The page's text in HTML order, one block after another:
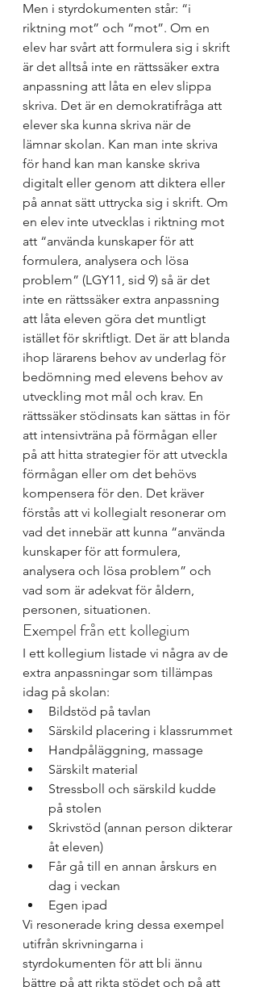
Men i styrdokumenten står: “i
riktning mot” och “mot”. Om en
elev har svårt att formulera sig i skrift
är det alltså inte en rättssäker extra
anpassning att låta en elev slippa
skriva. Det är en demokratifråga att
elever ska kunna skriva när de
lämnar skolan. Kan man inte skriva
för hand kan man kanske skriva
digitalt eller genom att diktera eller
på annat sätt uttrycka sig i skrift. Om
en elev inte utvecklas i riktning mot
att “använda kunskaper för att
formulera, analysera och lösa
problem” (LGY11, sid 9) så är det
inte en rättssäker extra anpassning
att låta eleven göra det muntligt
istället för skriftligt. Det är att blanda
ihop lärarens behov av underlag för
bedömning med elevens behov av
utveckling mot mål och krav. En
rättssäker stödinsats kan sättas in för
att intensivträna på förmågan eller
på att hitta strategier för att utveckla
förmågan eller om det behövs
kompensera för den. Det kräver
förstås att vi kollegialt resonerar om
vad det innebär att kunna “använda
kunskaper för att formulera,
analysera och lösa problem” och
vad som är adekvat för åldern,
personen, situationen.
Exempel från ett kollegium
I ett kollegium listade vi några av de
extra anpassningar som tillämpas
idag på skolan:
Bildstöd på tavlan
Särskild placering i klassrummet
Handpåläggning, massage
Särskilt material
Stressboll och särskild kudde
på stolen
Skrivstöd (annan person dikterar
åt eleven)
Får gå till en annan årskurs en
dag i veckan
Egen ipad
Vi resonerade kring dessa exempel
utifrån skrivningarna i
styrdokumenten för att bli ännu
bättre på att rikta stödet och på att